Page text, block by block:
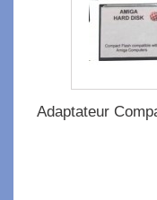
Adaptateur